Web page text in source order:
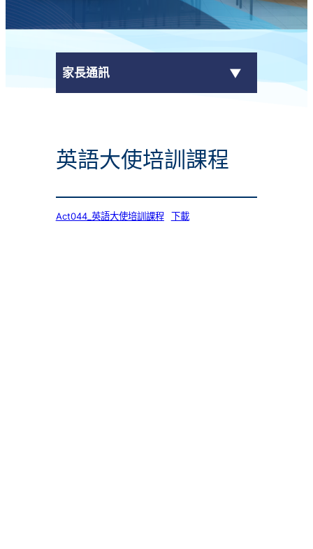
家長通訊
學校通告
英語大使培訓課程
Act044_英語大使培訓課程 下載